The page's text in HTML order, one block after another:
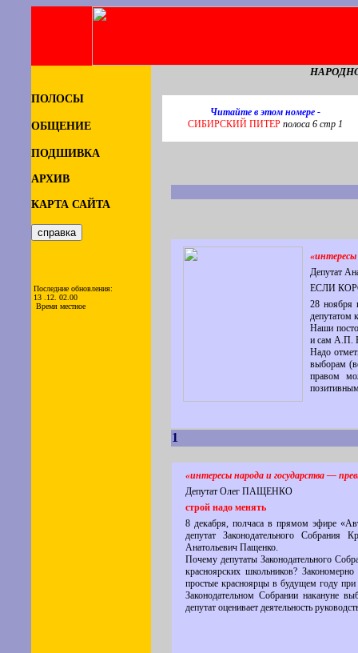
«интересы
Депутат
ЕСЛИ
28 ноября
депутатом
Наши
и сам А.П.
Надо
выборам
правом
1
ПОЛОСЫ
ОБЩЕНИЕ
ПОДШИВКА
АРХИВ
КАРТА САЙТА
Последние обновления:
13 .12. 02.00
Время местное
Читайте в этом номере -
СИБИРСКИЙ ПИТЕР полоса 6 стр 1
«интересы народа и государства —
Депутат Олег ПАЩЕНКО
строй надо менять
8 декабря, полчаса в прямом эфире
депутат Законодательного Собрания
Анатольевич Пащенко.
Почему депутаты Законодательного
красноярских школьников?
простые красноярцы в будущем году
Законодательном Собрании накануне
депутат оценивает деятельность